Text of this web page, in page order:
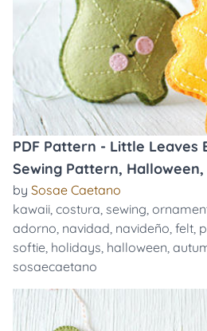
PDF Pattern - Little Leaves
Sewing Pattern,
by Sosae Caetano
kawaii, costura, sewing,
adorno, navidad, navideño, felt,
softie, holidays, halloween,
sosaecaetano